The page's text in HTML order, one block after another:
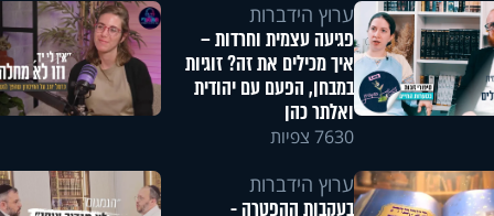
ערוץ הידברות
פגיעה עצמית וחרדות –
איך מכילים את זה? זוגיות
במבחן, הפעם עם יהודית
ואלתר כהן
7630 צפיות
ערוץ הידברות
בעקבות ההפטרה -